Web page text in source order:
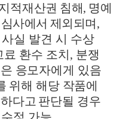
적재 산권 침해, 명예
사에서 제외되며 ,
실 발견 시 수상
환수 조치 , 분쟁
응모자에게 있음
위해 해당 작품에
다고 판단될 경우